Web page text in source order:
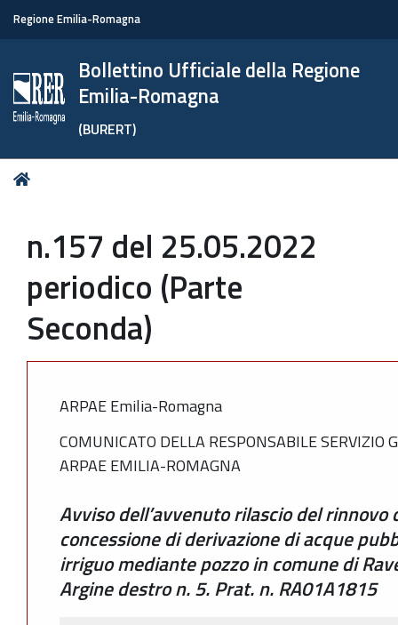
Regione Emilia-Romagna
Bollettino Ufficiale della Regione
Emilia-Romagna
(BURERT)
Tu
n.157 del 25.05.2022
periodico (Parte
Seconda)
ARPAE Emilia-Romagna
COMUNICATO DELLA RESPONSABILE SERVIZIO
ARPAE EMILIA-ROMAGNA
Avviso dell’avvenuto rilascio del rinnovo
concessione di derivazione di acque
irriguo mediante pozzo in comune di
Argine destro n. 5. Prat. n. RA01A1815